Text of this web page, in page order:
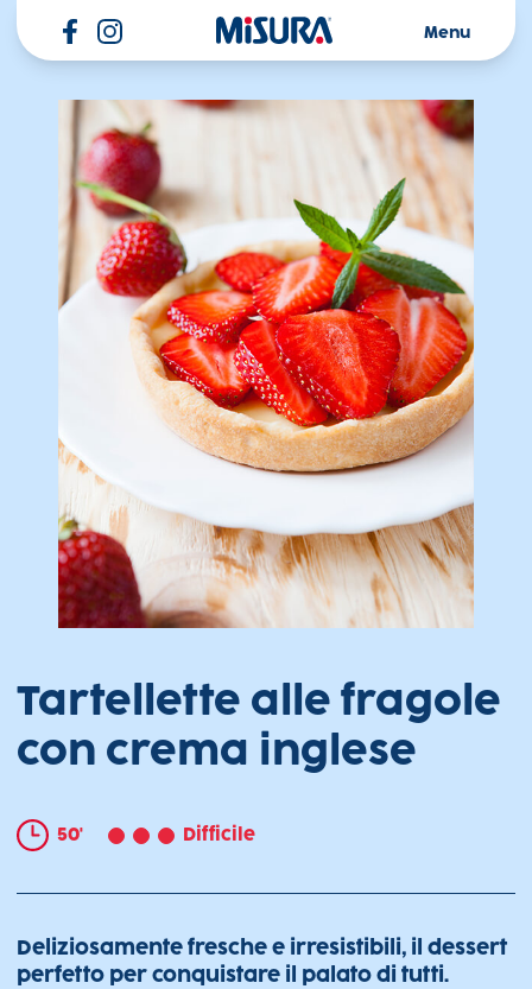
Misura Menu
Tartellette alle fragole
con crema inglese
50' Difficile
Deliziosamente fresche e irresistibili, il dessert
perfetto per conquistare il palato di tutti.